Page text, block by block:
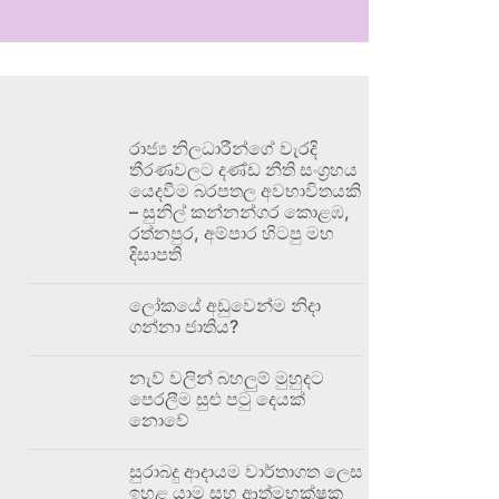
රාජ්‍ය නිලධාරීන්ගේ වැරදි
තීරණවලට දණ්ඩ නීති සංග්‍රහය
යෙදවීම බරපතල අවභාවිතයකි
– සුනිල් කන්නන්ගර කොළඹ,
රත්නපුර, අම්පාර හිටපු මහ
දිසාපති
ලෝකයේ අඩුවෙන්ම නිදා
ගන්නා ජාතිය?
නැව් වලින් බහලුම් මුහුදට
පෙරලීම සුළු පටු දෙයක්
නොවේ
සුරාබදු ආදායම වාර්තාගත ලෙස
ඉහළ යාම සහ ආත්මභක්ෂක